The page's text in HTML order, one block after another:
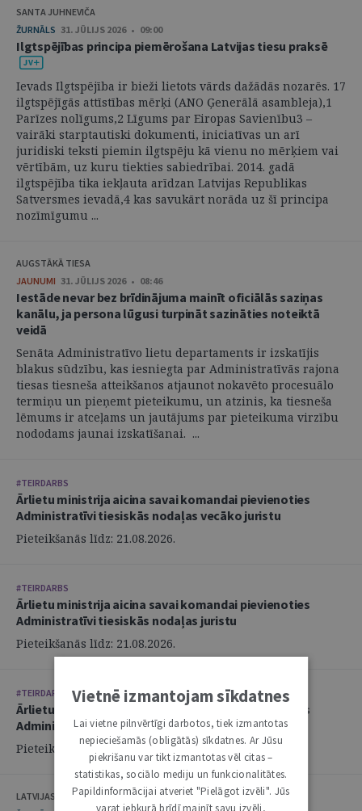
SANTA JUHNEVIČA
ŽURNĀLS 31. JŪLIJS 2026 • 09:00
Ilgtspējības principa piemērošana Latvijas tiesu praksē
Ievads Ilgtspējība ir bieži lietots vārds dažādās nozarēs. 17
ilgtspējīgās attīstības mērķi (ANO Ģenerālā asambleja),1
Parīzes nolīgums,2 Līgums par Eiropas Savienību3 –
vairāki starptautiski dokumenti, iniciatīvas un arī
juridiski teksti piemin ilgtspēju kā vienu no mērķiem vai
vērtībām, uz kuru tiekties sabiedrībai. 2014. gadā
ilgtspējība tika iekļauta arīdzan Latvijas Republikas
Satversmes ievadā,4 kas savukārt norāda uz šī principa
nozīmīgumu ...
AUGSTĀKĀ TIESA
JAUNUMI 31. JŪLIJS 2026 • 08:46
Iestāde nevar bez brīdinājuma mainīt oficiālās saziņas
kanālu, ja persona lūgusi turpināt sazināties noteiktā
veidā
Senāta Administratīvo lietu departaments ir izskatījis
blakus sūdzību, kas iesniegta par Administratīvās rajona
tiesas tiesneša atteikšanos atjaunot nokavēto procesuālo
termiņu un pieņemt pieteikumu, un atzinis, ka tiesneša
lēmums ir atceļams un jautājums par pieteikuma virzību
nododams jaunai izskatīšanai. ...
#TEIRDARBS
Ārlietu ministrija aicina savai komandai pievienoties
Administratīvi tiesiskās nodaļas vecāko juristu
Pieteikšanās līdz: 21.08.2026.
#TEIRDARBS
Ārlietu ministrija aicina savai komandai pievienoties
Administratīvi tiesiskās nodaļas juristu
Pieteikšanās līdz: 21.08.2026.
#TEIRDARBS
Ārlietu ministrija aicina savai komandai pievienoties
Administratīvi tiesiskās nodaļas juristu
Pieteikšanās līdz: 21.08.2026.
LATVIJAS ZVĒRINĀTU ADVOKĀTU PADOME
Vietnē izmantojam sīkdatnes
Lai vietne pilnvērtīgi darbotos, tiek izmantotas
nepieciešamās (obligātās) sīkdatnes. Ar Jūsu
piekrišanu var tikt izmantotas vēl citas –
statistikas, sociālo mediju un funkcionalitātes.
Papildinformācijai atveriet "Pielāgot izvēli". Jūs
varat jebkurā brīdī mainīt savu izvēli,